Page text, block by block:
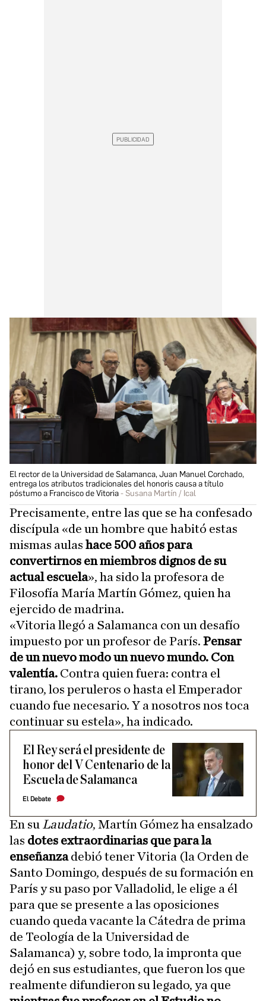
El rector de la Universidad de Salamanca, Juan Manuel Corchado,
entrega los atributos tradicionales del honoris causa a título
póstumo a Francisco de Vitoria
Susana Martín / Ical
Precisamente, entre las que se ha confesado
discípula «de un hombre que habitó estas
mismas aulas hace 500 años para
convertirnos en miembros dignos de su
actual escuela», ha sido la profesora de
Filosofía María Martín Gómez, quien ha
ejercido de madrina.
«Vitoria llegó a Salamanca con un desafío
impuesto por un profesor de París. Pensar
de un nuevo modo un nuevo mundo. Con
valentía. Contra quien fuera: contra el
tirano, los peruleros o hasta el Emperador
cuando fue necesario. Y a nosotros nos toca
continuar su estela», ha indicado.
El Rey será el presidente de
honor del V Centenario de la
Escuela de Salamanca
El Debate
En su Laudatio, Martín Gómez ha ensalzado
las dotes extraordinarias que para la
enseñanzadebió tener Vitoria (la Orden de
Santo Domingo, después de su formación en
París y su paso por Valladolid, le elige a él
para que se presente a las oposiciones
cuando queda vacante la Cátedra de prima
de Teología de la Universidad de
Salamanca) y, sobre todo, la impronta que
dejó en sus estudiantes, que fueron los que
realmente difundieron su legado, ya que